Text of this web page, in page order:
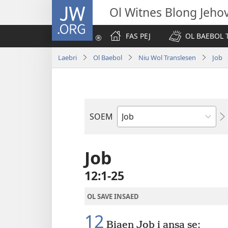
JW.ORG Ol Witnes Blong
FAS PEJ
OL BAEBOL
Laebri Ol Baebol Niu Wol Translesen Job
SOEM
Ol
Job
12:1-25
OL SAVE INSAED
12 Biaen Job i ansa se: